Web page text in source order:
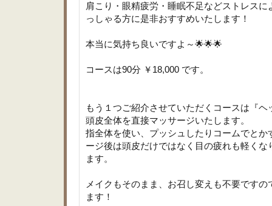
肩こり・眼精疲労・睡眠不足などストレス
っしゃる方に是非おすすめいたします！
本当に気持ち良いですよ～🌟🌟🌟
コースは90分 ￥18,000 です。
もう１つご紹介させていただくコースは『
頭皮全体を直接マッサージいたします。
指全体を使い、プッシュしたりコームでとか
ージ後は頭皮だけではなく目の疲れも軽く
ます。
メイクもそのまま、お召し変えも不要です
ます！